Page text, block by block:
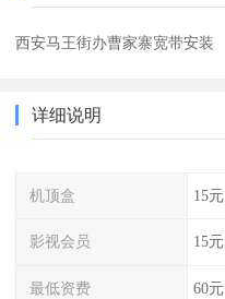
西安马王街办曹家寨宽带安装
详细说明
机顶盒 15元
影视会员 15元
最低资费 60元